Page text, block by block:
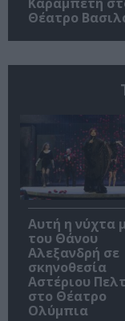
Θέατρο
Αυτή η νύχτα
του Θάνου
Αλεξανδρή σε
σκηνοθεσία
Αστέριου
στο Θέατρο
Ολύμπια